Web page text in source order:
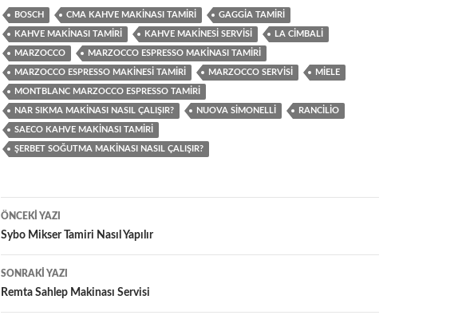
BOSCH CMA KAHVE MAKINASI TAMIRI GAGGIA TAMIRI
KAHVE MAKINASI TAMIRI KAHVE MAKINESI SERVISI LA CIMBALI
MARZOCCO MARZOCCO ESPRESSO MAKINASI TAMIRI
MARZOCCO ESPRESSO MAKINESI TAMIRI MARZOCCO SERVISI MIELE
MONTBLANC MARZOCCO ESPRESSO TAMIRI
NAR SIKMA MAKINASI NASIL ÇALIŞIR? NUOVA SIMONELLI RANCILIO
SAECO KAHVE MAKINASI TAMIRI
ŞERBET SOĞUTMA MAKINASI NASIL ÇALIŞIR?
Yazı
dolaşımı
ÖNCEKI YAZI
Sybo Mikser Tamiri Nasıl Yapılır
SONRAKI YAZI
Remta Sahlep Makinası Servisi